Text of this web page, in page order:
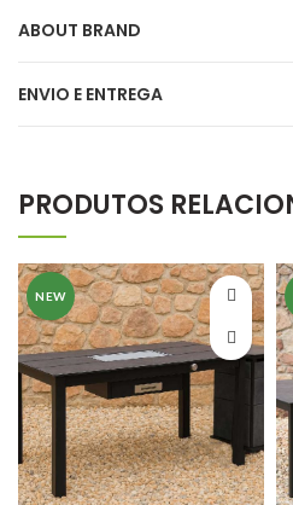
ABOUT BRAND
ENVIO E ENTREGA
PRODUTOS
NEW